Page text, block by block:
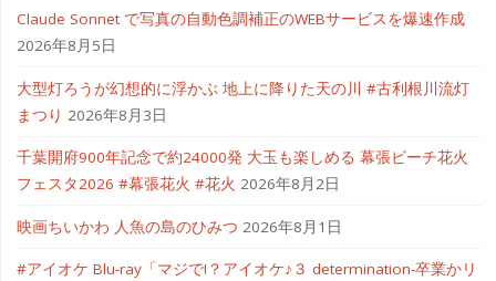
Claude Sonnet で写真の自動色調補正のWEBサービスを爆速作成
2026年8月5日
大型灯ろうが幻想的に浮かぶ 地上に降りた天の川 #古利根川流灯
まつり 2026年8月3日
千葉開府900年記念で約24000発 大玉も楽しめる 幕張ビーチ花火
フェスタ2026 #幕張花火 #花火 2026年8月2日
映画ちいかわ 人魚の島のひみつ 2026年8月1日
#アイオケ Blu-ray「マジで!？アイオケ♪３ determination-卒業かリ